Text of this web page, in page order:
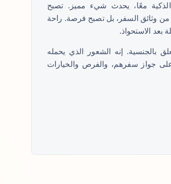
الذكية معًا، يحدث شيء مميز. تصبح
وثائق السفر، بل تصبح فرصة. راحة
بعد الاستحواذ.
بالجنسية. إنه الشعور الذي يحمله
جواز سفرهم، والفرص والخيارات